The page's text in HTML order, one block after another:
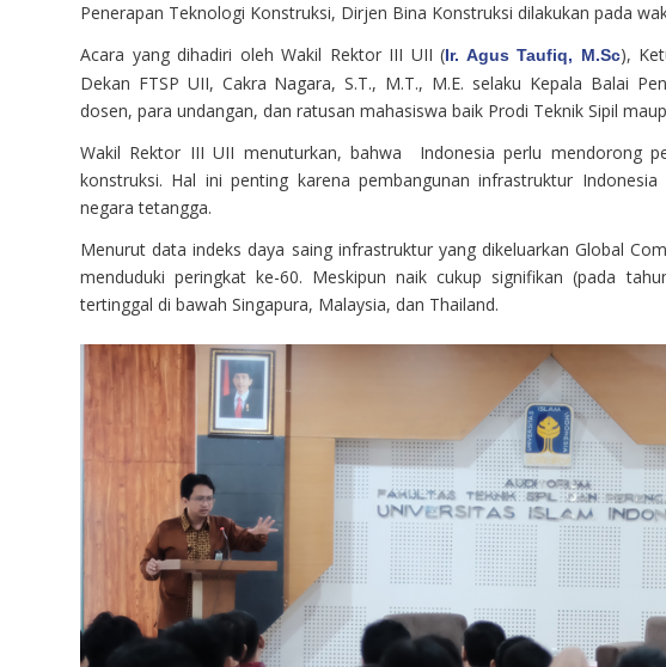
Penerapan Teknologi Konstruksi, Dirjen Bina Konstruksi dilakukan pada
Acara yang dihadiri oleh Wakil Rektor III UII (Ir. Agus Taufiq, M.Sc),
Dekan FTSP UII, Cakra Nagara, S.T., M.T., M.E. selaku Kepala Balai
dosen, para undangan, dan ratusan mahasiswa baik Prodi Teknik Sipil
Wakil Rektor III UII menuturkan, bahwa Indonesia perlu mendorong
konstruksi. Hal ini penting karena pembangunan infrastruktur
negara tetangga.
Menurut data indeks daya saing infrastruktur yang dikeluarkan Global
menduduki peringkat ke-60. Meskipun naik cukup signifikan (pada
tertinggal di bawah Singapura, Malaysia, dan Thailand.